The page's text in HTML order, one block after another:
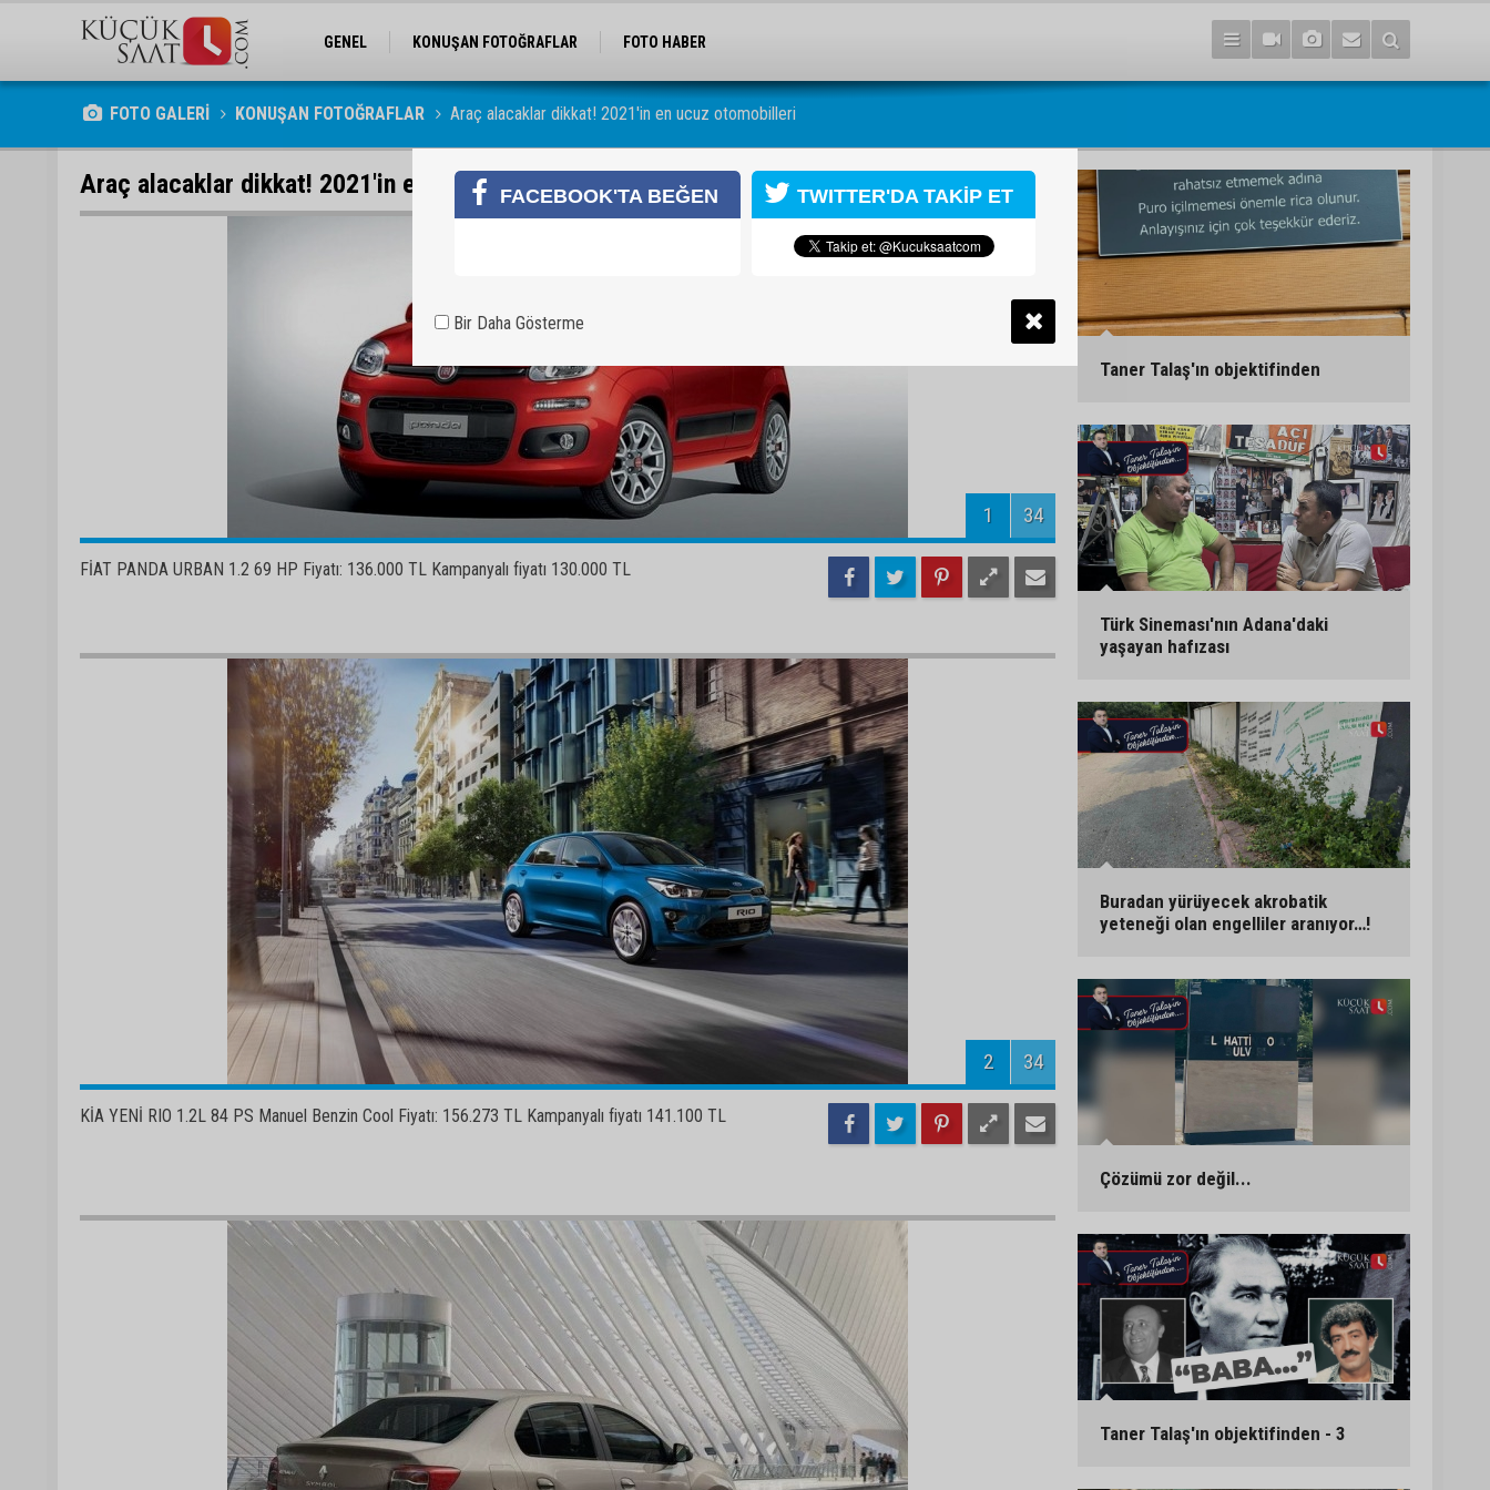
GENEL KONUŞAN FOTOĞRAFLAR FOTO HABER
FOTO GALERİ KONUŞAN FOTOĞRAFLAR Araç alacaklar dikkat! 2021'in en ucuz otomobilleri
Araç alacaklar dikkat! 2021'in en ucuz otomobilleri
1 34
FİAT PANDA URBAN 1.2 69 HP Fiyatı: 136.000 TL Kampanyalı fiyatı 130.000 TL
2 34
KİA YENİ RIO 1.2L 84 PS Manuel Benzin Cool Fiyatı: 156.273 TL Kampanyalı fiyatı 141.100 TL
Taner Talaş'ın objektifinden
Türk Sineması'nın Adana'daki
yaşayan hafızası
Buradan yürüyecek akrobatik
yeteneği olan engelliler aranıyor…!
Çözümü zor değil...
Taner Talaş'ın objektifinden - 3
FACEBOOK'TA BEĞEN TWITTER'DA TAKİP ET
Bir Daha Gösterme